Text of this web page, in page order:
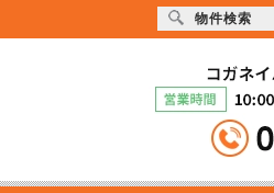
物件検索